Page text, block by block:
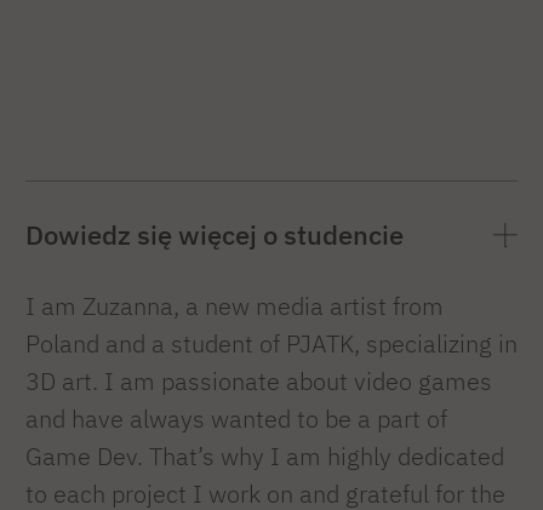
Dowiedz się więcej o studencie
I am Zuzanna, a new media artist from
Poland and a student of PJATK, specializing in
3D art. I am passionate about video games
and have always wanted to be a part of
Game Dev. That’s why I am highly dedicated
to each project I work on and grateful for the